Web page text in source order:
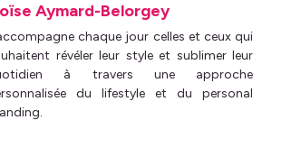
Aymard-Belorgey
chaque jour celles et ceux qui
révéler leur style et sublimer leur
à travers une approche
du lifestyle et du personal